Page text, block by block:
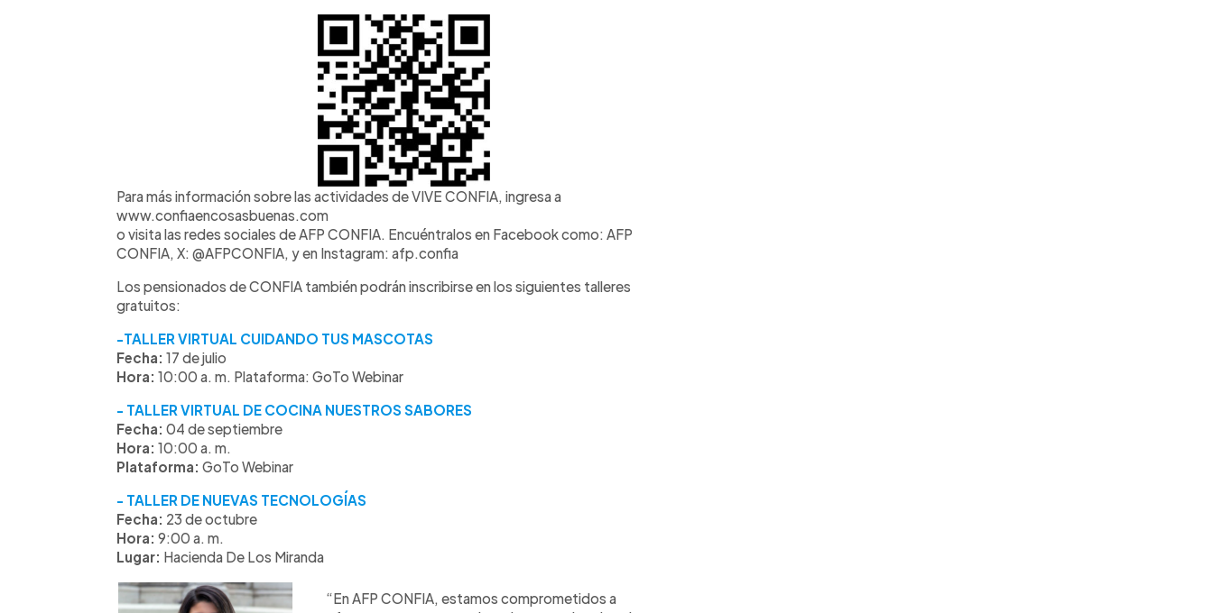
Para más información sobre las actividades de VIVE CONFIA, ingresa a
www.confiaencosasbuenas.com
o visita las redes sociales de AFP CONFIA. Encuéntralos en Facebook como: AFP
CONFIA, X: @AFPCONFIA, y en Instagram: afp.confia
Los pensionados de CONFIA también podrán inscribirse en los siguientes talleres
gratuitos:
-TALLER VIRTUAL CUIDANDO TUS MASCOTAS
Fecha: 17 de julio
Hora: 10:00 a. m. Plataforma: GoTo Webinar
- TALLER VIRTUAL DE COCINA NUESTROS SABORES
Fecha: 04 de septiembre
Hora: 10:00 a. m.
Plataforma: GoTo Webinar
- TALLER DE NUEVAS TECNOLOGÍAS
Fecha: 23 de octubre
Hora: 9:00 a. m.
Lugar: Hacienda De Los Miranda
“En AFP CONFIA, estamos comprometidos a